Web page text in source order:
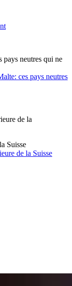
pays neutres qui ne
ces pays neutres
Suisse
de la Suisse